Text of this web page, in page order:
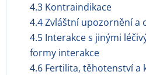
4.3 Kontraindikace
4.4 Zvláštní upozornění
4.5 Interakce s jinými
formy interakce
4.6 Fertilita, těhotenství a